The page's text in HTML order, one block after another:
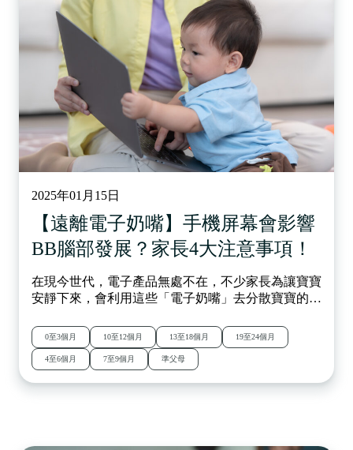
2025年01月15日
【遠離電子奶嘴】手機屏幕會影響
BB腦部發展？家長4大注意事項！
在現今世代，電子產品無處不在，不少家長為讓寶寶
安靜下來，會利用這些「電子奶嘴」去分散寶寶的注
於兩歲以下的嬰幼兒來說，過多的屏幕時間（Screen
Time）可能會對大腦發育和成長帶來負面影響！立即
閱讀全文！
0至3個月 10至12個月 13至18個月 19至24個月
4至6個月 7至9個月 準父母